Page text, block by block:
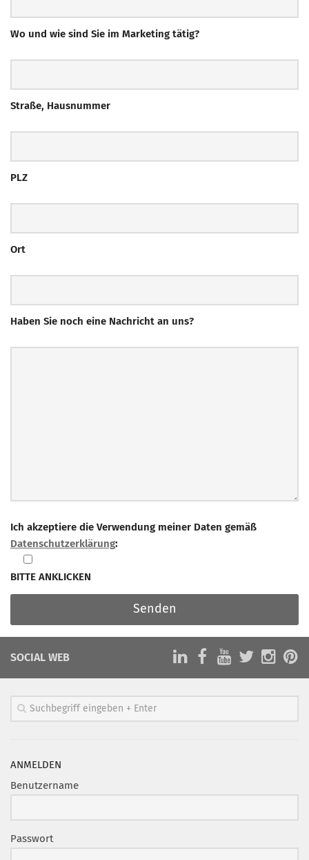
KONTAKT
Wo und wie sind Sie im Marketing tätig?
Straße, Hausnummer
PLZ
Ort
Haben Sie noch eine Nachricht an uns?
Bitte
lasse
dieses
Feld
Ich akzeptiere die Verwendung meiner Daten gemäß
Datenschutzerklärung:
BITTE ANKLICKEN
SOCIAL WEB
ANMELDEN
Benutzername
Passwort